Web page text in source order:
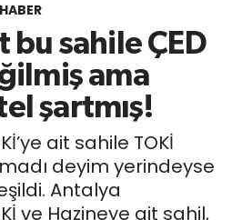
bu sahile ÇED
ama
şartmış!
ait sahile TOKİ
deyim yerindeyse
Antalya
ve Hazineye ait sahil,
Durumu ve Fikstür